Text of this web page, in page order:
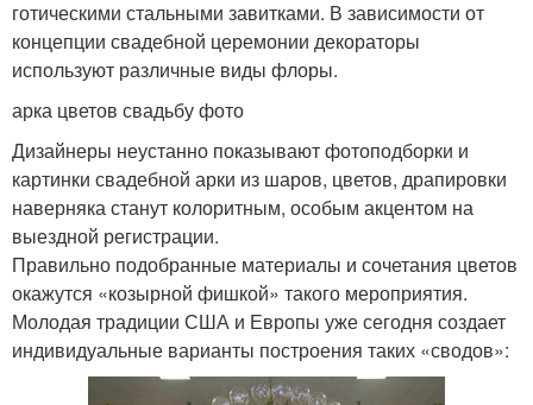
готическими стальными завитками. В зависимости от
концепции свадебной церемонии декораторы
используют различные виды флоры.
арка цветов свадьбу фото
Дизайнеры неустанно показывают фотоподборки и
картинки свадебной арки из шаров, цветов, драпировки
наверняка станут колоритным, особым акцентом на
выездной регистрации.
Правильно подобранные материалы и сочетания цветов
окажутся «козырной фишкой» такого мероприятия.
Молодая традиции США и Европы уже сегодня создает
индивидуальные варианты построения таких «сводов»: